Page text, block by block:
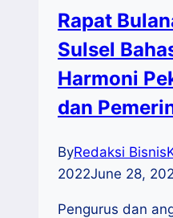
Rapat
Sulsel
Harmoni
dan
ByRedaksi
2022June 28,
Pengurus dan